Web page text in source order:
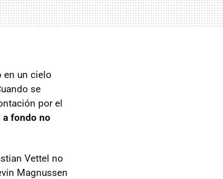
en un cielo
se
por el
a fondo no
Vettel no
Magnussen